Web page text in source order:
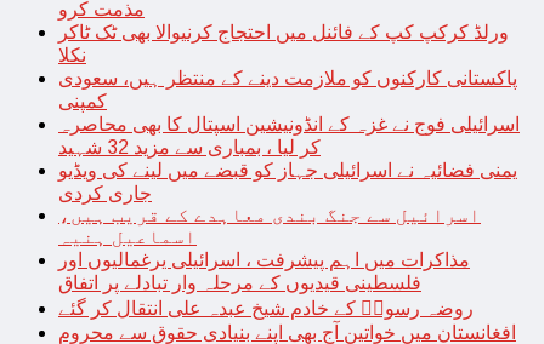
مذمت کرو
ورلڈ کرکپ کپ کے فائنل میں احتجاج کرنیوالا بھی ٹک ٹاکر
نکلا
پاکستانی کارکنوں کو ملازمت دینے کے منتظر ہیں، سعودی
کمپنی
اسرائیلی فوج نے غزہ کے انڈونیشین اسپتال کا بھی محاصرہ
کر لیا ، بمباری سے مزید 32 شہید
یمنی فضائیہ نے اسرائیلی جہاز کو قبضے میں لینے کی ویڈیو
جاری کردی
اسرائیل سے جنگ بندی معاہدے کے قریب ہیں،
اسماعیل ہنیہ
مذاکرات میں اہم پیشرفت ، اسرائیلی یرغمالیوں اور
فلسطینی قیدیوں کے مرحلہ وار تبادلے پر اتفاق
روضہ رسولؐ کے خادم شیخ عبدہ علی انتقال کر گئے
افغانستان میں خواتین آج بھی اپنے بنیادی حقوق سے محروم